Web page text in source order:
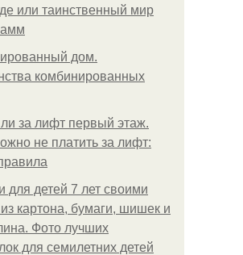
или таинственный мир
дом.
комбинированных
за лифт первый этаж.
не платить за лифт:
для детей 7 лет своими
картона, бумаги, шишек и
Фото лучших
для семилетних детей